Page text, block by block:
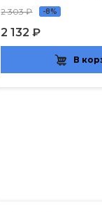
2 303 ₽ -8%
2 132 ₽
В